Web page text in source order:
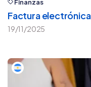
Finanzas
Factura
19/11/2025